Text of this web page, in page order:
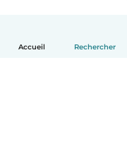
Accueil Rechercher